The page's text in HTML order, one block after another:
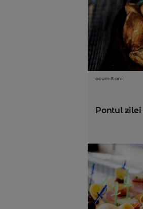
acum 8 ani
Pontul zilei